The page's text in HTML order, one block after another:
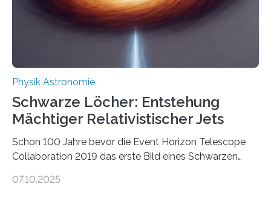
Energie in mechanische Bewegung um – oder anders
ausgedrückt, Wärme in Bewegung. In
quantenmechanischen Experimenten ist es in den…
Physik Astronomie
Schwarze Löcher: Entstehung
Mächtiger Relativistischer Jets
Schon 100 Jahre bevor die Event Horizon Telescope
Collaboration 2019 das erste Bild eines Schwarzen
hatte der Astronom Heber Curtis einen seltsamen
07.10.2025